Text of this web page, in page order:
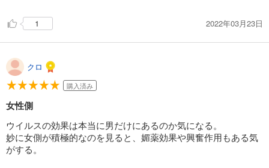
1 2022年03月23日
クロ
購入済み
女性側
ウイルスの効果は本当に男だけにあるのか気になる。
妙に女側が積極的なのを見ると、媚薬効果や興奮作用もある気
がする。